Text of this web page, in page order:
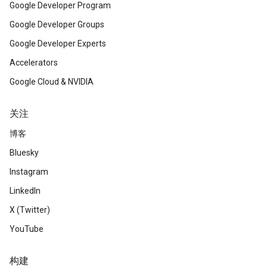
Google Developer Program
Google Developer Groups
Google Developer Experts
Accelerators
Google Cloud & NVIDIA
关注
博客
Bluesky
Instagram
LinkedIn
X (Twitter)
YouTube
构建